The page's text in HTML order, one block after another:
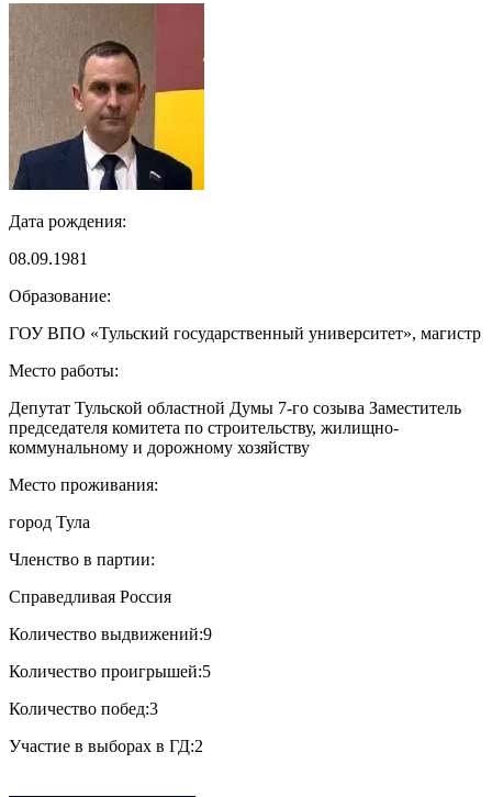
Дата рождения:
08.09.1981
Образование:
ГОУ ВПО «Тульский государственный университет», магистр
Место работы:
Депутат Тульской областной Думы 7-го созыва Заместитель
председателя комитета по строительству, жилищно-
коммунальному и дорожному хозяйству
Место проживания:
город Тула
Членство в партии:
Справедливая Россия
Количество выдвижений:9
Количество проигрышей:5
Количество побед:3
Участие в выборах в ГД:2